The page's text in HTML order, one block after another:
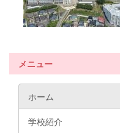
メニュー
ホーム
学校紹介